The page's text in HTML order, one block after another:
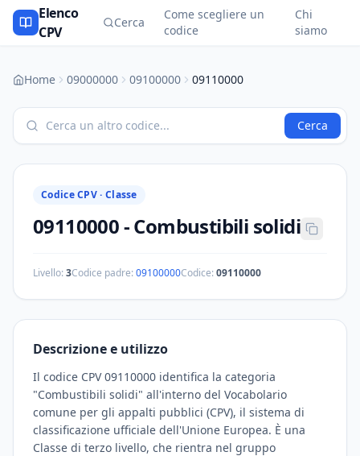
Elenco
CPV
Cerca
Come scegliere un
codice
Chi
siamo
Home 09000000 09100000 09110000
Cerca
Codice CPV · Classe
09110000-Combustibili solidi
Livello:3Codice padre:09100000Codice:09110000
Descrizione e utilizzo
Il codice CPV 09110000 identifica la categoria
"Combustibili solidi" all'interno del Vocabolario
comune per gli appalti pubblici (CPV), il sistema di
classificazione ufficiale dell'Unione Europea. È una
Classe di terzo livello, che rientra nel gruppo